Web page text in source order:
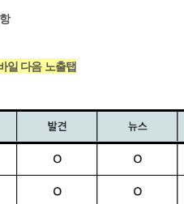
일 다음 노출탭